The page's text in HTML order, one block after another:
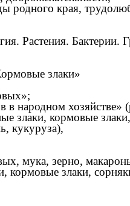
родного края,
Растения.
злаки»
в народном хозяйстве»
злаки, кормовые
кукуруза),
мука, зерно,
кормовые злаки,